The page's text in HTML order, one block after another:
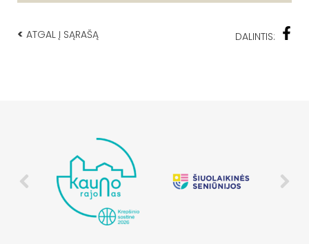
< ATGAL Į SĄRAŠĄ DALINTIS: